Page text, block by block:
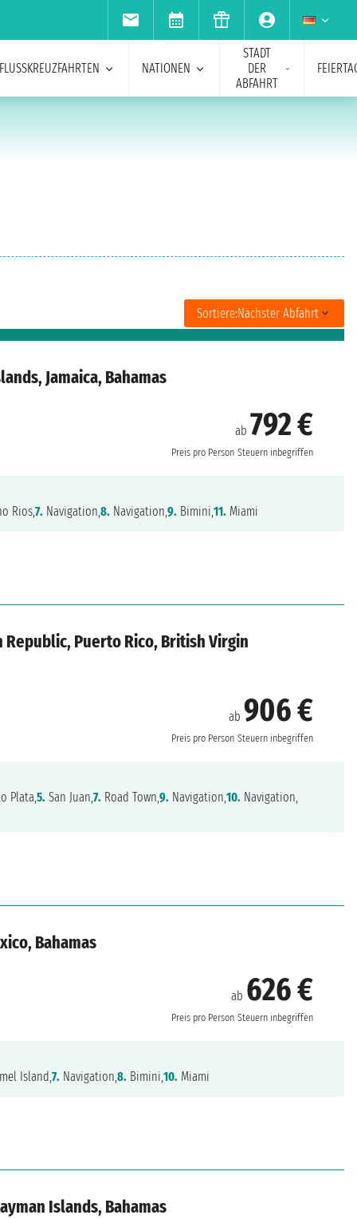
FLUSSKREUZFAHRTEN NATIONEN
STADT
DER
ABFAHRT
Sortiere:Nächster Abfahrt
Jamaica, Bahamas
ab 792 €
Preis pro Person Steuern inbegriffen
Rios,7. Navigation,8. Navigation,9. Bimini,11. Miami
Puerto Rico, British Virgin
ab 906 €
Preis pro Person Steuern inbegriffen
Plata,5. San Juan,7. Road Town,9. Navigation,10. Navigation,
Bahamas
ab 626 €
Preis pro Person Steuern inbegriffen
Island,7. Navigation,8. Bimini,10. Miami
Islands, Bahamas